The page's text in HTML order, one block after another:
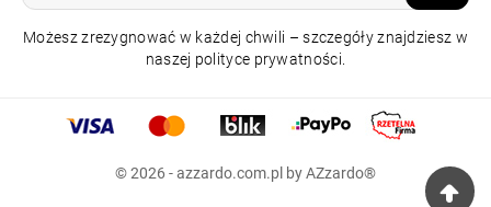
LAMPA WISZĄCA
MIRABELLA 120 3000K
1 749,00 zł
Możesz zrezygnować w każdej chwili – szczegóły znajdziesz w
naszej polityce prywatności.
© 2026 - azzardo.com.pl by AZzardo®